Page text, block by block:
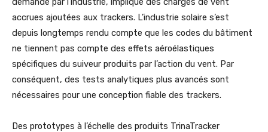
accrues ajoutées aux trackers. L’industrie solaire s’est
depuis longtemps rendu compte que les codes du bâtiment
ne tiennent pas compte des effets aéroélastiques
spécifiques du suiveur produits par l’action du vent. Par
conséquent, des tests analytiques plus avancés sont
nécessaires pour une conception fiable des trackers.
Des prototypes à l’échelle des produits TrinaTracker